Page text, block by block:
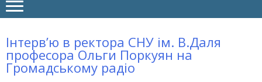
Інтерв’ю в ректора СНУ ім. В.Даля
професора Ольги Поркуян на
Громадському радіо